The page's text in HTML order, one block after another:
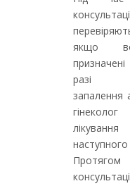
якщо
разі
запалення